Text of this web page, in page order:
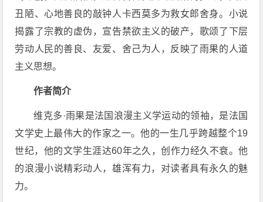
丑陋、心地善良的敲钟人卡西莫多为救女郎舍身。小说
揭露了宗教的虚伪，宣告禁欲主义的破产，歌颂了下层
劳动人民的善良、友爱、舍己为人，反映了雨果的人道
主义思想。
作者简介
维克多·雨果是法国浪漫主义学运动的领袖，是法国
文学史上最伟大的作家之一。他的一生几乎跨越整个19
世纪，他的文学生涯达60年之久，创作力经久不衰。他
的浪漫小说精彩动人，雄浑有力，对读者具有永久的魅
力。